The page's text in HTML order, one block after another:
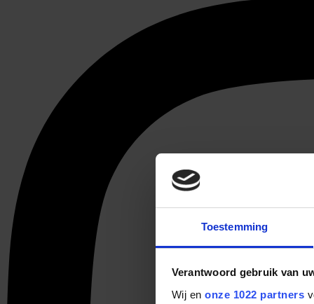
Toestemming
Verantwoord gebruik van
Wij en onze 1022 partners